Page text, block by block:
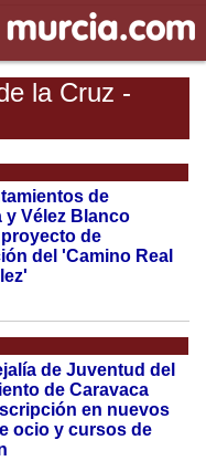
la Cruz -
de
y Vélez Blanco
de
del 'Camino Real
de Juventud del
de Caravaca
en nuevos
ocio y cursos de